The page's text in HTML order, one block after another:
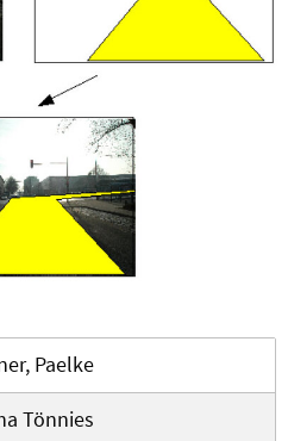
Paelke
Tönnies